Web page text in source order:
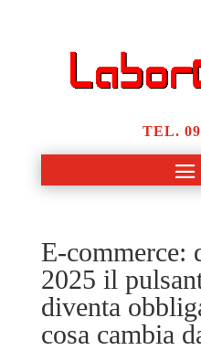
TEL.
E-commerce:
2025 il
diventa
cosa cambia